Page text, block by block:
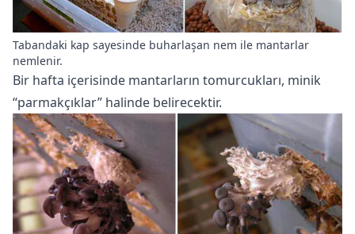
Tabandaki kap sayesinde buharlaşan nem ile mantarlar
nemlenir.
Bir hafta içerisinde mantarların tomurcukları, minik
“parmakçıklar” halinde belirecektir.